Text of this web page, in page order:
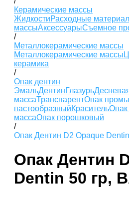
Керамические массы
ЖидкостиРасходные
массыАксессуарыСъемное
/
Металлокерамические массы
Металлокерамические массы
керамика
/
Опак дентин
ЭмальДентинГлазурь
массаТранспарентОпак
пастообразныйКрасительОпак
массаОпак порошковый
/
Опак Дентин D2 Opaque
Опак Дентин
Dentin 50 гр,